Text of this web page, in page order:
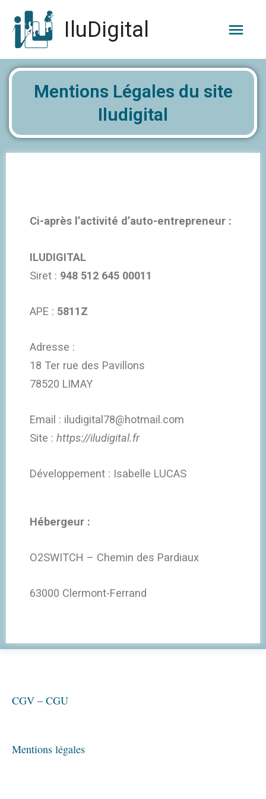
IluDigital
Mentions Légales du site
Iludigital
Ci-après l’activité d’auto-entrepreneur :
ILUDIGITAL
Siret : 948 512 645 00011
APE : 5811Z
Adresse :
18 Ter rue des Pavillons
78520 LIMAY
Email : iludigital78@hotmail.com
Site : https://iludigital.fr
Développement : Isabelle LUCAS
Hébergeur :
O2SWITCH – Chemin des Pardiaux
63000 Clermont-Ferrand
CGV – CGU
Mentions légales